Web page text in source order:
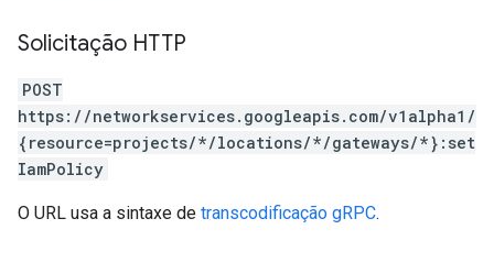
Solicitação HTTP
POST
https://networkservices.googleapis.com/v1alpha1/
{resource=projects/*/locations/*/gateways/*}:set
IamPolicy
O URL usa a sintaxe de transcodificação gRPC.